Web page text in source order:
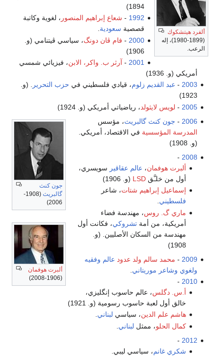
1894)
1992
-شعاع إبراهيم المنصور، لغوية وكاتبة
قصصيةسعودية
2000
-فام ڤان دونگ، سياسي ڤيتنامي (و.
1906)
آرثر ب. واكر، الابن، فيزيائي شمسي
زلوم، قيادي فلسطيني فيحزب التحرير. (و.
لايثولد، رياضياتي أمريكي (و. 1924)
جون كنث
گالبريث
گالبريث ، مؤسس
في الاقتصاد، أمريكي.
عالم عقاقيرسويسري،
(و. 1906)
إبراهيم شتات، شاعر
، مهندسة فضاء
تشروكي، فكانت أول
السكان الأصليين. (و.
سالم ولد عدود عالم وفقيه
موريتاني.
، عالم حاسوب إنگليزي،
لعبة حاسوب رسومية (و. 1921)
، سياسي لبناني.
، ممثللبناني .
، سياسي ليبي.